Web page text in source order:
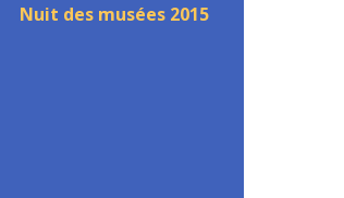
Nuit des musées 2015